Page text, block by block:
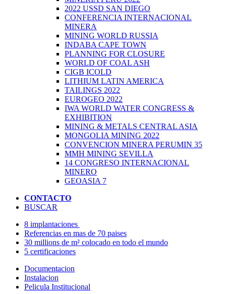
2022 USSD SAN DIEGO
CONFERENCIA INTERNACIONAL
MINERA
MINING WORLD RUSSIA
INDABA CAPE TOWN
PLANNING FOR CLOSURE
WORLD OF COAL ASH
CIGB ICOLD
LITHIUM LATIN AMERICA
TAILINGS 2022
EUROGEO 2022
IWA WORLD WATER CONGRESS &
EXHIBITION
MINING & METALS CENTRAL ASIA
MONGOLIA MINING 2022
CONVENCION MINERA PERUMIN 35
MMH MINING SEVILLA
14 CONGRESO INTERNACIONAL
MINERO
GEOASIA 7
CONTACTO
BUSCAR
8 implantaciones
Referencias en mas de 70 paises
30 millions de m² colocado en todo el mundo
5 certificaciones
Documentacion
Instalacion
Pelicula Institucional